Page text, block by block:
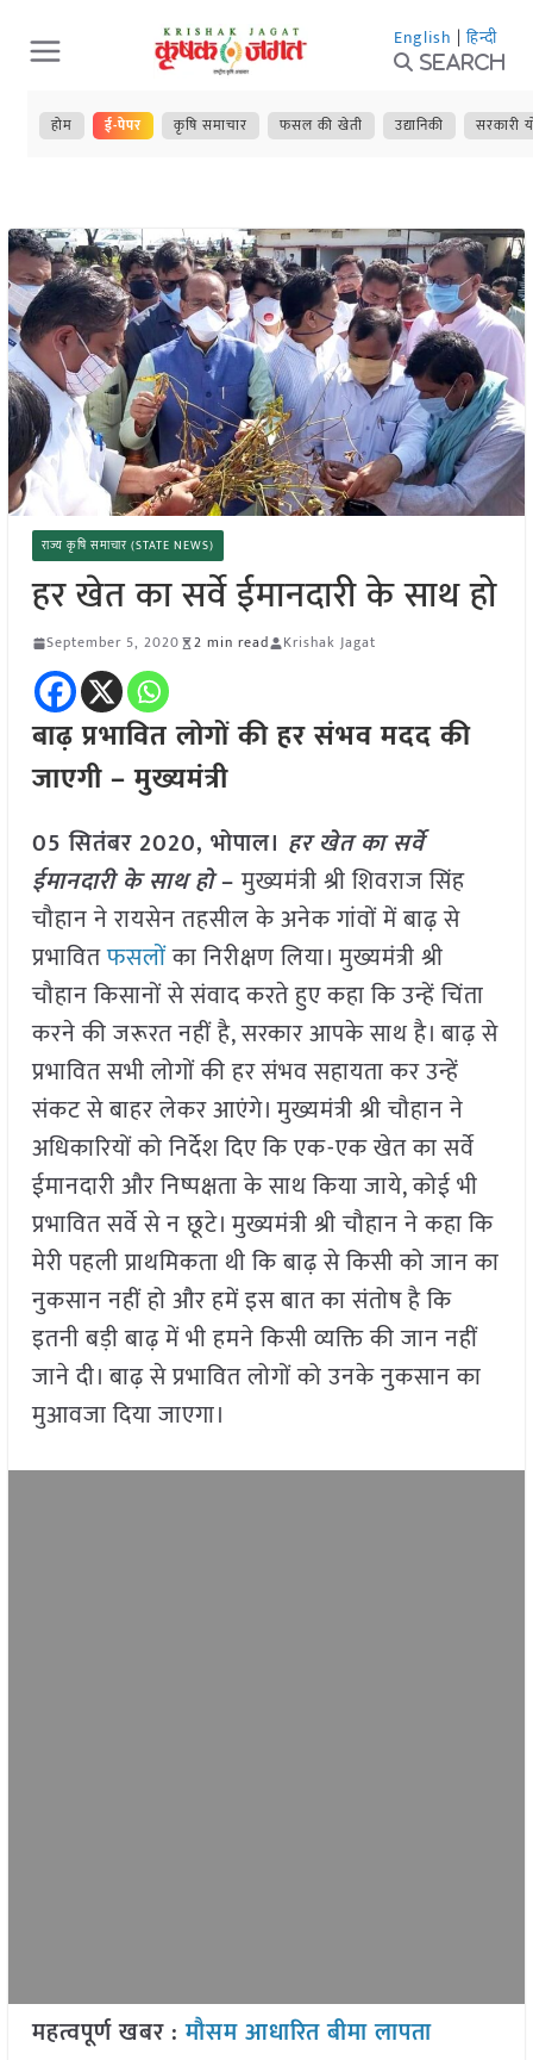
Skip
to
content
English | हिन्दी
Search
होम ई-पेपर कृषि समाचार फसल की खेती उद्यानिकी सरकारी
राज्य कृषि समाचार (STATE NEWS)
हर खेत का सर्वे ईमानदारी के साथ हो
September 5, 2020 2 min read Krishak Jagat
बाढ़ प्रभावित लोगों की हर संभव मदद की
जाएगी – मुख्यमंत्री
05 सितंबर 2020, भोपाल। हर खेत का सर्वे
ईमानदारी के साथ हो–मुख्यमंत्री श्री शिवराज सिंह
चौहान ने रायसेन तहसील के अनेक गांवों में बाढ़ से
प्रभावितफसलोंका निरीक्षण लिया। मुख्यमंत्री श्री
चौहान किसानों से संवाद करते हुए कहा कि उन्हें चिंता
करने की जरूरत नहीं है, सरकार आपके साथ है। बाढ़ से
प्रभावित सभी लोगों की हर संभव सहायता कर उन्हें
संकट से बाहर लेकर आएंगे। मुख्यमंत्री श्री चौहान ने
अधिकारियों को निर्देश दिए कि एक-एक खेत का सर्वे
ईमानदारी और निष्पक्षता के साथ किया जाये, कोई भी
प्रभावित सर्वे से न छूटे। मुख्यमंत्री श्री चौहान ने कहा कि
मेरी पहली प्राथमिकता थी कि बाढ़ से किसी को जान का
नुकसान नहीं हो और हमें इस बात का संतोष है कि
इतनी बड़ी बाढ़ में भी हमने किसी व्यक्ति की जान नहीं
जाने दी। बाढ़ से प्रभावित लोगों को उनके नुकसान का
मुआवजा दिया जाएगा।
महत्वपूर्ण खबर :मौसम आधारित बीमा लापता